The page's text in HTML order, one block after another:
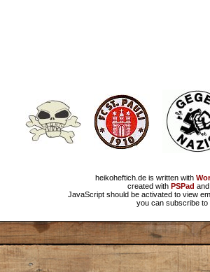
heikoheftich.de is written with
created with PSPad
JavaScript should be activated to view
you can subscribe